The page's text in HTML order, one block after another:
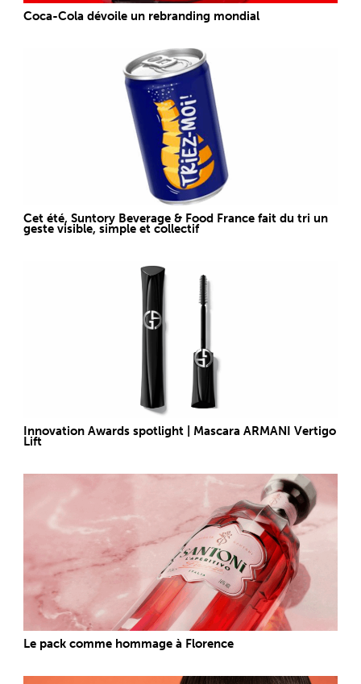
Coca-Cola dévoile un rebranding mondial
Cet été, Suntory Beverage & Food France fait du tri un
geste visible, simple et collectif
Innovation Awards spotlight | Mascara ARMANI Vertigo
Lift
Le pack comme hommage à Florence